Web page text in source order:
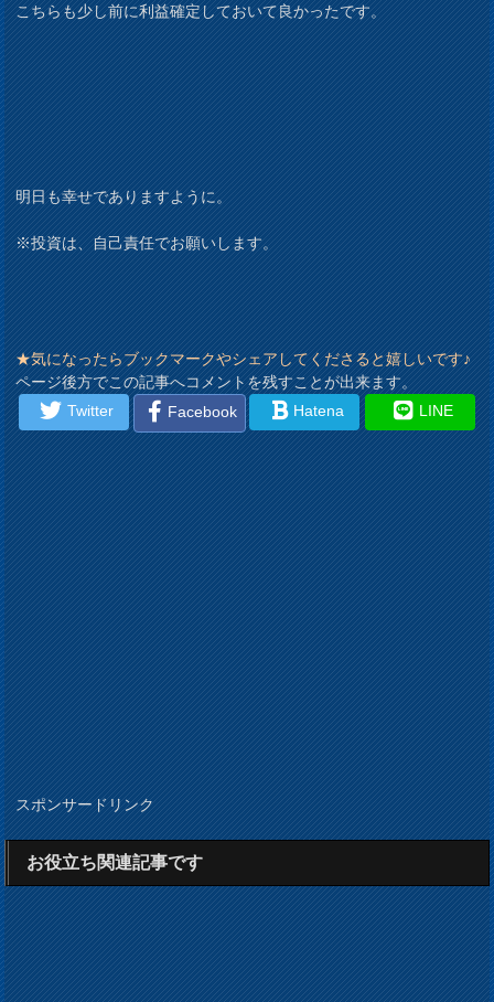
こちらも少し前に利益確定しておいて良かったです。
明日も幸せでありますように。
※投資は、自己責任でお願いします。
★気になったらブックマークやシェアしてくださると嬉しいです♪
ページ後方でこの記事へコメントを残すことが出来ます。
Twitter
Facebook Hatena LINE
スポンサードリンク
お役立ち関連記事です